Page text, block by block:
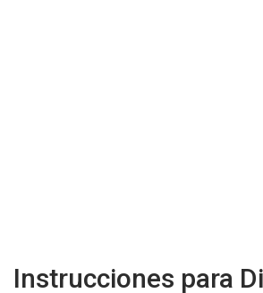
Instrucciones para